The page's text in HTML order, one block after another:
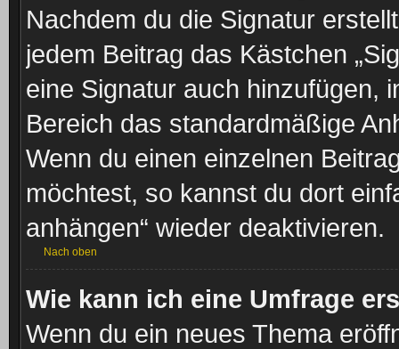
Nachdem du die Signatur
jedem Beitrag das Kästchen
eine Signatur auch hinzufügen,
Bereich das standardmäßige
Wenn du einen einzelnen
möchtest, so kannst du dort
anhängen“ wieder deaktivieren.
Nach oben
Wie kann ich eine Umfrage
Wenn du ein neues Thema